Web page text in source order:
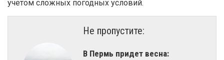
учетом сложных погодных условий.
Не пропустите:
В Пермь придет весна: